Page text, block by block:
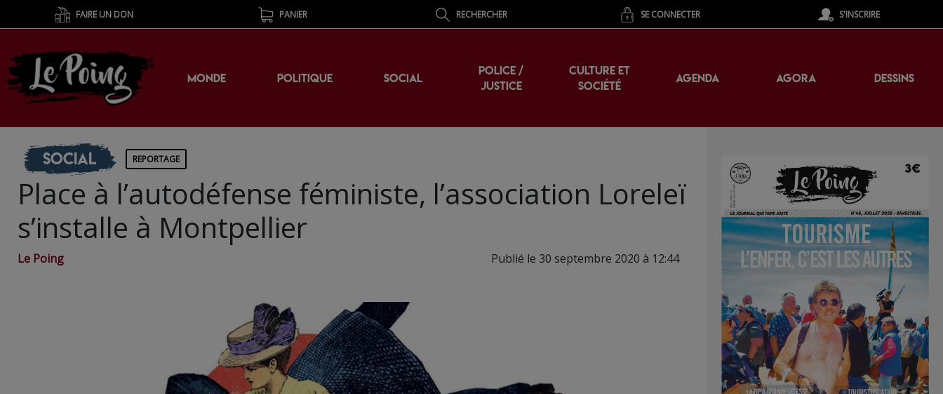
FAIRE UN DON PANIER RECHERCHER SE CONNECTER S'INSCRIRE
MONDE POLITIQUE SOCIAL
POLICE /
JUSTICE
CULTURE ET
SOCIÉTÉ
AGENDA AGORA DESSINS
Social REPORTAGE
Place à l’autodéfense féministe, l’association Loreleï
s’installe à Montpellier
Le Poing Publié le 30 septembre 2020 à 12:44